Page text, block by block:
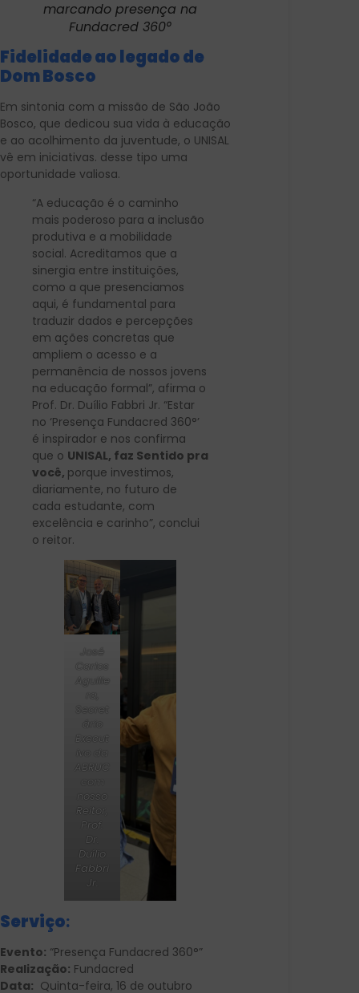
marcando presença na
Fundacred 360°
Fidelidade ao legado de
Dom Bosco
Em sintonia com a missão de São João
Bosco, que dedicou sua vida à educação
e ao acolhimento da juventude, o UNISAL
vê em iniciativas. desse tipo uma
oportunidade valiosa.
“A educação é o caminho
mais poderoso para a inclusão
produtiva e a mobilidade
social. Acreditamos que a
sinergia entre instituições,
como a que presenciamos
aqui, é fundamental para
traduzir dados e percepções
em ações concretas que
ampliem o acesso e a
permanência de nossos jovens
na educação formal”, afirma o
Prof. Dr. Duílio Fabbri Jr. “Estar
no ‘Presença Fundacred 360°’
é inspirador e nos confirma
que o UNISAL, faz Sentido pra
você, porque investimos,
diariamente, no futuro de
cada estudante, com
excelência e carinho”, conclui
o reitor.
José
Carlos
Aguille
ra,
Secret
ário
Execut
ivo da
ABRUC
com
nosso
Reitor,
Prof.
Dr.
Duílio
Fabbri
Jr.
Serviço:
Evento: “Presença Fundacred 360°”
Realização: Fundacred
Data: Quinta-feira, 16 de outubro